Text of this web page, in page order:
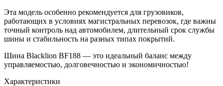
Эта модель особенно рекомендуется для грузовиков,
работающих в условиях магистральных перевозок, где важны
точный контроль над автомобилем, длительный срок службы
шины и стабильность на разных типах покрытий.
Шина Blacklion BF188 — это идеальный баланс между
управляемостью, долговечностью и экономичностью!
Характеристики